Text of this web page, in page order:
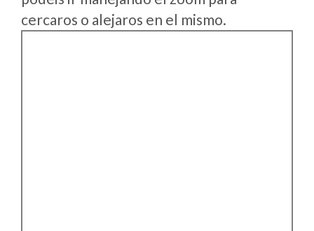
cercaros o alejaros en el mismo.